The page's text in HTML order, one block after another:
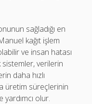
sağladığı en
kağıt işlem
ve insan hatası
verilerin
daha hızlı
üretim süreçlerinin
yardımcı olur.